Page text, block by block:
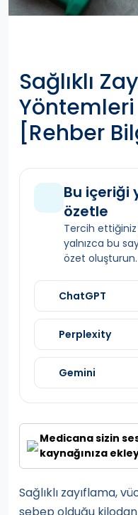
Sağlıklı
[Rehber
Bu içeriği
özetle
Tercih
yalnızca bu
özet oluşturun.
ChatGPT
Perplexity
Gemini
Medicana sizin
kaynağınıza
Sağlıklı zayıflama,